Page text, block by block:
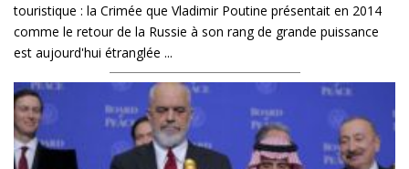
touristique : la Crimée que Vladimir Poutine présentait en 2014
comme le retour de la Russie à son rang de grande puissance
est aujourd'hui étranglée ...